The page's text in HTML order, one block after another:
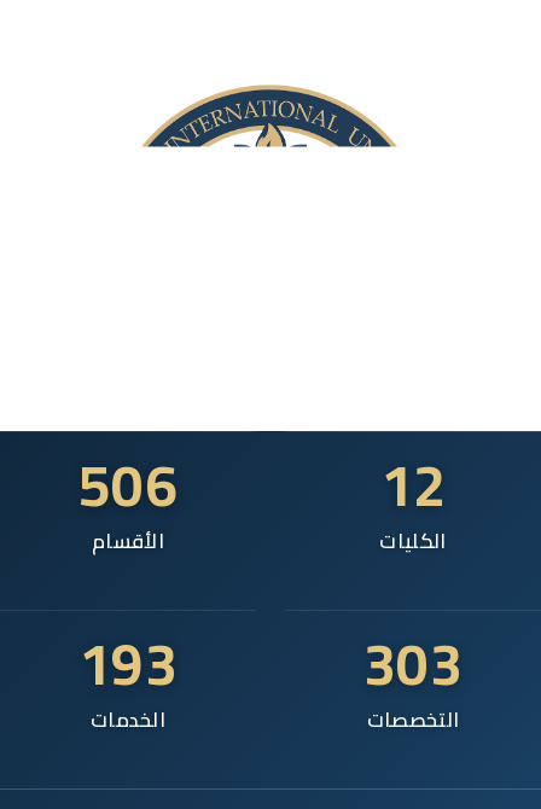
12
الكليات
506
الأقسام
303
التخصصات
193
الخدمات